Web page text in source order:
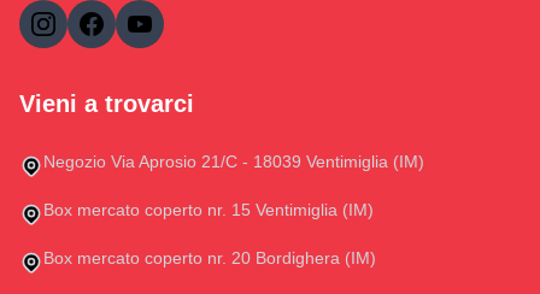
Vieni a trovarci
Negozio Via Aprosio 21/C - 18039 Ventimiglia (IM)
Box mercato coperto nr. 15 Ventimiglia (IM)
Box mercato coperto nr. 20 Bordighera (IM)